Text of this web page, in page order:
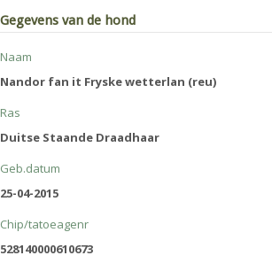
Gegevens van de hond
Naam
Nandor fan it Fryske wetterlan (reu)
Ras
Duitse Staande Draadhaar
Geb.datum
25-04-2015
Chip/tatoeagenr
528140000610673